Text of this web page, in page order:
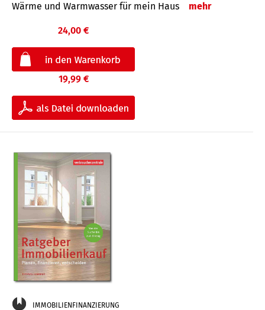
Wärme und Warmwasser für mein Haus mehr
24,00 €
19,99 €
IMMOBILIENFINANZIERUNG